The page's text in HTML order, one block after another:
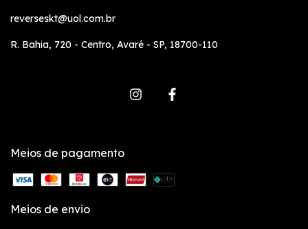
reverseskt@uol.com.br
R. Bahia, 720 - Centro, Avaré - SP, 18700-110
Meios de pagamento
Meios de envio